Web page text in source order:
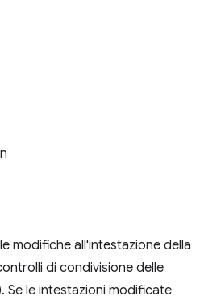
modifiche all'intestazione della
di condivisione delle
Se le intestazioni modificate